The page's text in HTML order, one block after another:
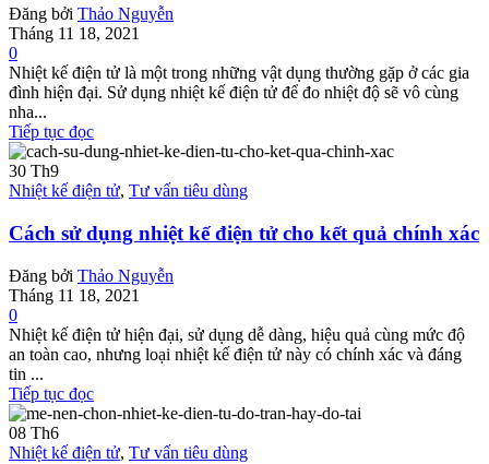
Đăng bởi Thảo Nguyễn
Tháng 11 18, 2021
0
Nhiệt kế điện tử là một trong những vật dụng thường gặp ở các gia
đình hiện đại. Sử dụng nhiệt kế điện tử để đo nhiệt độ sẽ vô cùng
nha...
Tiếp tục đọc
30 Th9
Nhiệt kế điện tử, Tư vấn tiêu dùng
Cách sử dụng nhiệt kế điện tử cho kết quả chính xác
Đăng bởi Thảo Nguyễn
Tháng 11 18, 2021
0
Nhiệt kế điện tử hiện đại, sử dụng dễ dàng, hiệu quả cùng mức độ
an toàn cao, nhưng loại nhiệt kế điện tử này có chính xác và đáng
tin ...
Tiếp tục đọc
08 Th6
Nhiệt kế điện tử, Tư vấn tiêu dùng